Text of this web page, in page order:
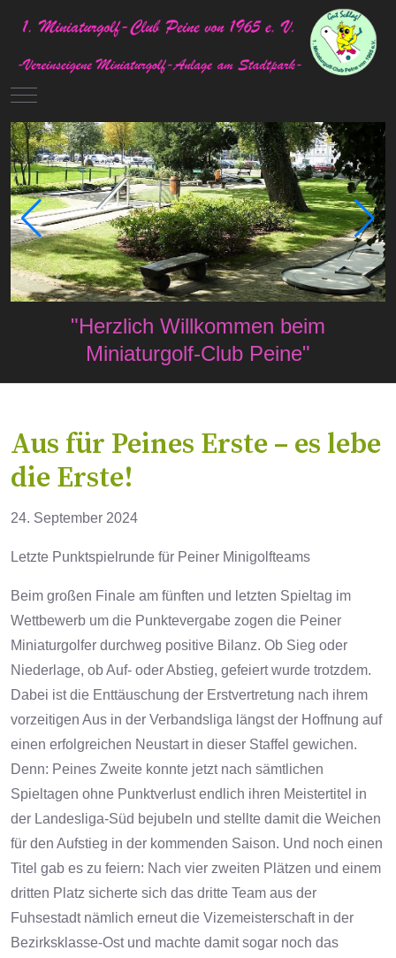
Mobile Menu Toggle
"Herzlich Willkommen beim
Miniaturgolf-Club Peine"
Aus für Peines Erste – es lebe
die Erste!
24. September 2024
Letzte Punktspielrunde für Peiner Minigolfteams
Beim großen Finale am fünften und letzten Spieltag im
Wettbewerb um die Punktevergabe zogen die Peiner
Miniaturgolfer durchweg positive Bilanz. Ob Sieg oder
Niederlage, ob Auf- oder Abstieg, gefeiert wurde trotzdem.
Dabei ist die Enttäuschung der Erstvertretung nach ihrem
vorzeitigen Aus in der Verbandsliga längst der Hoffnung auf
einen erfolgreichen Neustart in dieser Staffel gewichen.
Denn: Peines Zweite konnte jetzt nach sämtlichen
Spieltagen ohne Punktverlust endlich ihren Meistertitel in
der Landesliga-Süd bejubeln und stellte damit die Weichen
für den Aufstieg in der kommenden Saison. Und noch einen
Titel gab es zu feiern: Nach vier zweiten Plätzen und einem
dritten Platz sicherte sich das dritte Team aus der
Fuhsestadt nämlich erneut die Vizemeisterschaft in der
Bezirksklasse-Ost und machte damit sogar noch das